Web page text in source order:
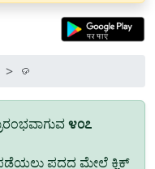
ଡ
೪೦೭
ಪದದ ಮೇಲೆ ಕ್ಲಿಕ್